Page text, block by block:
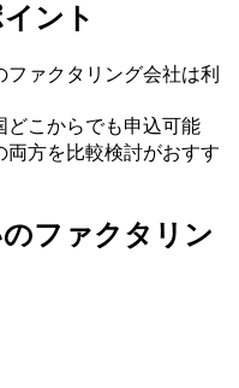
ント
ファクタリング会社は利
どこからでも申込可能
方を比較検討がおすす
のファクタリン